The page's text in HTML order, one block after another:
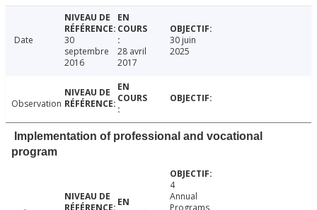
Date
30
septembre
2016
28 avril
2017
30 juin
2025
Observation
Implementation of professional and vocational
program
4
Annual